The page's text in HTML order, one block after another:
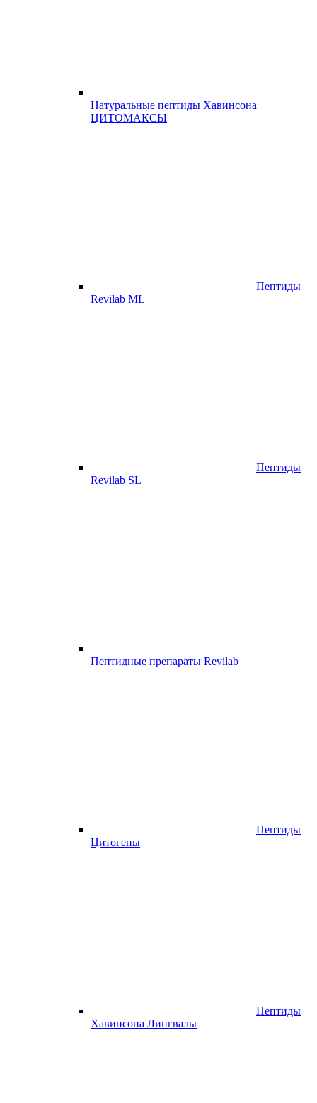
Натуральные пептиды Хавинсона
ЦИТОМАКСЫ
Пептиды
Revilab ML
Пептиды
Revilab SL
Пептидные препараты Revilab
Пептиды
Цитогены
Пептиды
Хавинсона Лингвалы